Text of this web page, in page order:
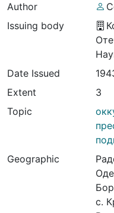
Author
Issuing body
Date Issued
Extent
3
Topic
Geographic
с.